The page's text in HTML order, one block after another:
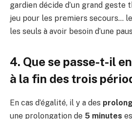
gardien décide d’un grand geste
jeu pour les premiers secours…
les seuls à avoir besoin d’une
4. Que se passe-t-il
à la fin des trois
En cas d’égalité, il y a des
une prolongation de 5 minutes